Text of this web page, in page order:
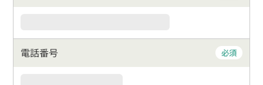
電話番号 必須